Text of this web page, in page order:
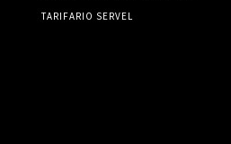
TARIFARIO SERVEL